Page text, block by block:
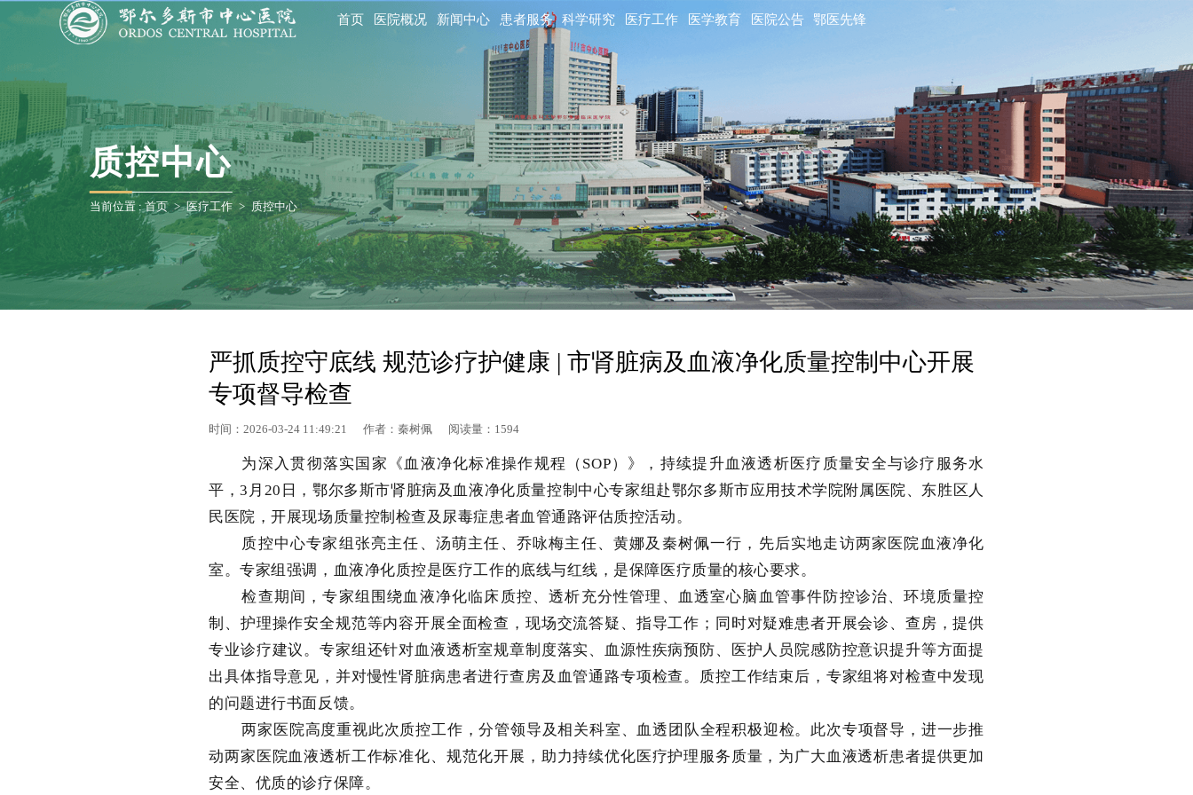
首页 医院概况 新闻中心 患者服务 科学研究 医疗工作 医学教育 医院公告 鄂医先锋
质控中心
当前位置 :首页 > 医疗工作 > 质控中心
严抓质控守底线 规范诊疗护健康 | 市肾脏病及血液净化质量控制中心开展
专项督导检查
时间：2026-03-24 11:49:21 作者：秦树佩 阅读量：1594
为深入贯彻落实国家《血液净化标准操作规程（SOP）》，持续提升血液透析医疗质量安全与诊疗服务水
平，3月20日，鄂尔多斯市肾脏病及血液净化质量控制中心专家组赴鄂尔多斯市应用技术学院附属医院、东胜区人
民医院，开展现场质量控制检查及尿毒症患者血管通路评估质控活动。
质控中心专家组张亮主任、汤萌主任、乔咏梅主任、黄娜及秦树佩一行，先后实地走访两家医院血液净化
室。专家组强调，血液净化质控是医疗工作的底线与红线，是保障医疗质量的核心要求。
检查期间，专家组围绕血液净化临床质控、透析充分性管理、血透室心脑血管事件防控诊治、环境质量控
制、护理操作安全规范等内容开展全面检查，现场交流答疑、指导工作；同时对疑难患者开展会诊、查房，提供
专业诊疗建议。专家组还针对血液透析室规章制度落实、血源性疾病预防、医护人员院感防控意识提升等方面提
出具体指导意见，并对慢性肾脏病患者进行查房及血管通路专项检查。质控工作结束后，专家组将对检查中发现
的问题进行书面反馈。
两家医院高度重视此次质控工作，分管领导及相关科室、血透团队全程积极迎检。此次专项督导，进一步推
动两家医院血液透析工作标准化、规范化开展，助力持续优化医疗护理服务质量，为广大血液透析患者提供更加
安全、优质的诊疗保障。